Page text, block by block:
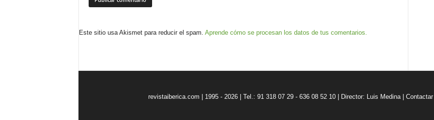
Este sitio usa Akismet para reducir el spam. Aprende cómo se procesan los datos de tus comentarios.
revistaiberica.com | 1995 - 2026 | Tel.: 91 318 07 29 - 636 08 52 10 | Director: Luis Medina Contactar